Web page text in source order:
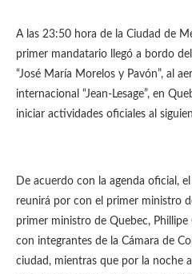
A las 23:50 hora de la Ciudad de
primer mandatario llegó a bordo
“José María Morelos y Pavón”, al
internacional “Jean-Lesage”, en
iniciar actividades oficiales al
De acuerdo con la agenda oficial,
reunirá por con el primer ministro
primer ministro de Quebec,
con integrantes de la Cámara de
ciudad, mientras que por la noche